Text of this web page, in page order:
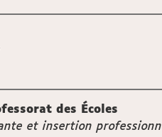
des Écoles
et insertion